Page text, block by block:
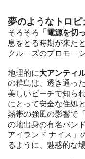
夢のようなトロピ
そろそろ 「電源を切
息をとる時期が来た
クルーズのプロモー
地理的に大アンティ
の群島は、透き通っ
美しいビーチで知ら
にとって安全な住処
熱帯の強風の影響で
の地出身の有名バン
アイランド ナイス」
るように、魅惑的な